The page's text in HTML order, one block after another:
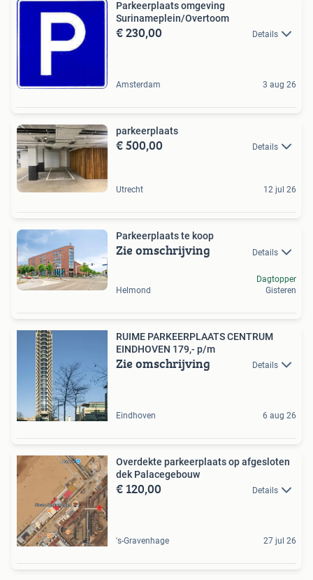
Parkeerplaats omgeving
Surinameplein/Overtoom
€ 230,00 Details
Amsterdam 3 aug 26
parkeerplaats
€ 500,00 Details
Utrecht 12 jul 26
Parkeerplaats te koop
Zie omschrijving Details
Helmond
Dagtopper
Gisteren
RUIME PARKEERPLAATS CENTRUM
EINDHOVEN 179,- p/m
Zie omschrijving Details
Eindhoven 6 aug 26
Overdekte parkeerplaats op afgesloten
dek Palacegebouw
€ 120,00 Details
's-Gravenhage 27 jul 26